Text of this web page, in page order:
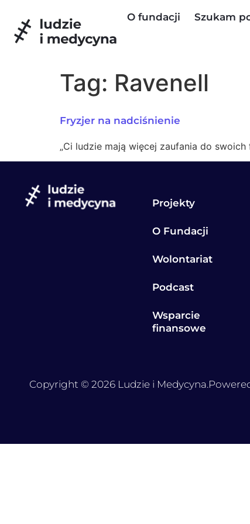
treści
O fundacji Szukam
Tag: Ravenell
Fryzjer na nadciśnienie
„Ci ludzie mają więcej zaufania do
Projekty
O Fundacji
Wolontariat
Podcast
Wsparcie
finansowe
Copyright © 2026 Ludzie i Medycyna.